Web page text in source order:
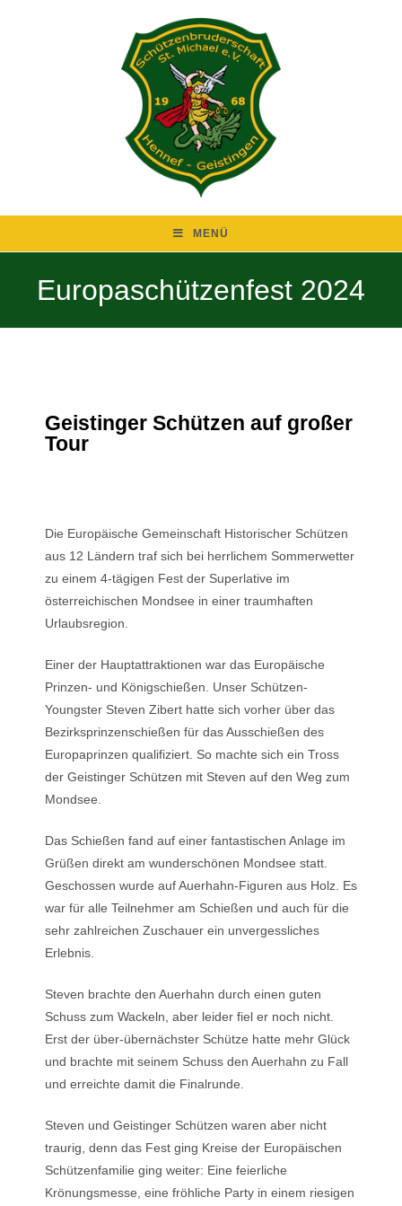
MENÜ
Europaschützenfest 2024
Geistinger Schützen auf großer
Tour
Die Europäische Gemeinschaft Historischer Schützen
aus 12 Ländern traf sich bei herrlichem Sommerwetter
zu einem 4-tägigen Fest der Superlative im
österreichischen Mondsee in einer traumhaften
Urlaubsregion.
Einer der Hauptattraktionen war das Europäische
Prinzen- und Königschießen. Unser Schützen-
Youngster Steven Zibert hatte sich vorher über das
Bezirksprinzenschießen für das Ausschießen des
Europaprinzen qualifiziert. So machte sich ein Tross
der Geistinger Schützen mit Steven auf den Weg zum
Mondsee.
Das Schießen fand auf einer fantastischen Anlage im
Grüßen direkt am wunderschönen Mondsee statt.
Geschossen wurde auf Auerhahn-Figuren aus Holz. Es
war für alle Teilnehmer am Schießen und auch für die
sehr zahlreichen Zuschauer ein unvergessliches
Erlebnis.
Steven brachte den Auerhahn durch einen guten
Schuss zum Wackeln, aber leider fiel er noch nicht.
Erst der über-übernächster Schütze hatte mehr Glück
und brachte mit seinem Schuss den Auerhahn zu Fall
und erreichte damit die Finalrunde.
Steven und Geistinger Schützen waren aber nicht
traurig, denn das Fest ging Kreise der Europäischen
Schützenfamilie ging weiter: Eine feierliche
Krönungsmesse, eine fröhliche Party in einem riesigen